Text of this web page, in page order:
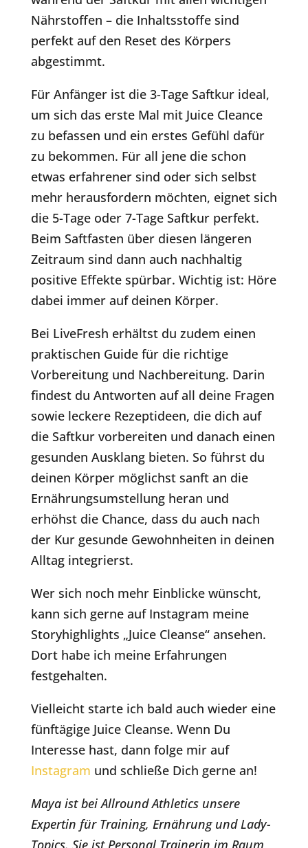
Nährstoffen – die Inhaltsstoffe sind
perfekt auf den Reset des Körpers
abgestimmt.
Für Anfänger ist die 3-Tage Saftkur ideal,
um sich das erste Mal mit Juice Cleance
zu befassen und ein erstes Gefühl dafür
zu bekommen. Für all jene die schon
etwas erfahrener sind oder sich selbst
mehr herausfordern möchten, eignet sich
die 5-Tage oder 7-Tage Saftkur perfekt.
Beim Saftfasten über diesen längeren
Zeitraum sind dann auch nachhaltig
positive Effekte spürbar. Wichtig ist: Höre
dabei immer auf deinen Körper.
Bei LiveFresh erhältst du zudem einen
praktischen Guide für die richtige
Vorbereitung und Nachbereitung. Darin
findest du Antworten auf all deine Fragen
sowie leckere Rezeptideen, die dich auf
die Saftkur vorbereiten und danach einen
gesunden Ausklang bieten. So führst du
deinen Körper möglichst sanft an die
Ernährungsumstellung heran und
erhöhst die Chance, dass du auch nach
der Kur gesunde Gewohnheiten in deinen
Alltag integrierst.
Wer sich noch mehr Einblicke wünscht,
kann sich gerne auf Instagram meine
Storyhighlights „Juice Cleanse“ ansehen.
Dort habe ich meine Erfahrungen
festgehalten.
Vielleicht starte ich bald auch wieder eine
fünftägige Juice Cleanse. Wenn Du
Interesse hast, dann folge mir auf
Instagram und schließe Dich gerne an!
Maya ist bei Allround Athletics unsere
Expertin für Training, Ernährung und Lady-
Topics. Sie ist Personal Trainerin im Raum